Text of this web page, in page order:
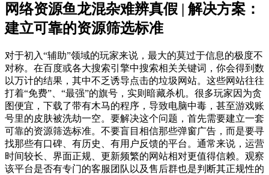
网络资源鱼龙混杂难辨真假 | 解决方案：
建立可靠的资源筛选标准
对于初入“辅助”领域的玩家来说，最大的莫过于信息的极度不
对称。在百度或各大搜索引擎中搜索相关关键词，你会得到数
以万计的结果，其中不乏诱导点击的垃圾网站。这些网站往往
打着“免费”、“最强”的旗号，实则暗藏杀机。很多玩家因为贪
图便宜，下载了带有木马的程序，导致电脑中毒，甚至游戏账
号里的皮肤被洗劫一空。要解决这个问题，首先需要建立一套
可靠的资源筛选标准。不要盲目相信那些弹窗广告，而是要寻
找那些有口碑、有历史、有用户反馈的平台。通常来说，运营
时间较长、界面正规、更新频繁的网站相对更值得信赖。观察
该平台是否有专门的客服团队以及售后群也是判断其正规性的